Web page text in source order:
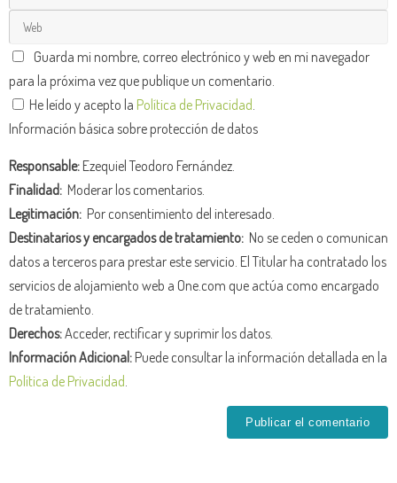
Guarda mi nombre, correo electrónico y web en mi navegador
para la próxima vez que publique un comentario.
He leído y acepto la Política de Privacidad
Información básica sobre protección de datos
Responsable:Ezequiel Teodoro Fernández.
Finalidad: Moderar los comentarios.
Legitimación: Por consentimiento del interesado.
Destinatarios y encargados de tratamiento: No se ceden o comunican
datos a terceros para prestar este servicio. El Titular ha contratado los
servicios de alojamiento web a One.com que actúa como encargado
de tratamiento.
Derechos:Acceder, rectificar y suprimir los datos.
Información Adicional:Puede consultar la información detallada en la
Política de Privacidad